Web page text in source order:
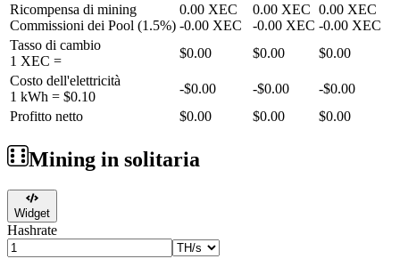
Ricompensa di mining
Commissioni dei Pool (1.5%)
0.00 XEC
-0.00 XEC
0.00 XEC
-0.00 XEC
0.00 XEC
-0.00 XEC
Tasso di cambio
1 XEC =
$0.00 $0.00
$0.00
Costo dell'elettricità
1 kWh = $0.10
-$0.00 -$0.00 -$0.00
Profitto netto
$0.00 $0.00 $0.00
Mining in solitaria
Widget
Hashrate